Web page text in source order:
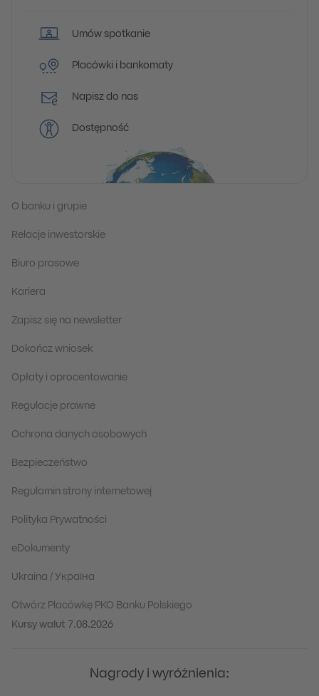
Umów spotkanie
Placówki i bankomaty
Napisz do nas
Dostępność
O banku i grupie
Relacje inwestorskie
Biuro prasowe
Kariera
Zapisz się na newsletter
Dokończ wniosek
Opłaty i oprocentowanie
Regulacje prawne
Ochrona danych osobowych
Bezpieczeństwo
Regulamin strony internetowej
Polityka Prywatności
eDokumenty
Ukraina / Україна
Otwórz Placówkę PKO Banku Polskiego
Kursy walut 7.08.2026
Nagrody i wyróżnienia: